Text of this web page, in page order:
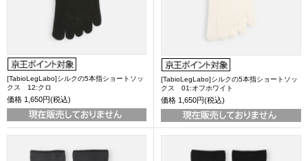
[TabioLegLabo]シルクの5本指ショートソッ
クス 12:クロ
価格 1,650円(税込)
[TabioLegLabo]シルクの5本指ショートソッ
クス 01:オフホワイト
価格 1,650円(税込)